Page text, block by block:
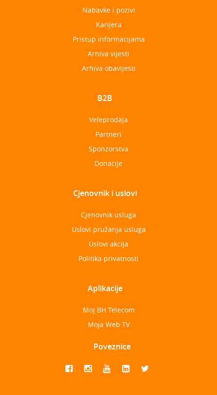
Nabavke i pozivi
Karijera
Pristup informacijama
Arhiva vijesti
Arhiva obavijesti
B2B
Veleprodaja
Partneri
Sponzorstva
Donacije
Cjenovnik i uslovi
Cjenovnik usluga
Uslovi pružanja usluga
Uslovi akcija
Politika privatnosti
Aplikacije
Moj BH Telecom
Moja Web TV
Poveznice